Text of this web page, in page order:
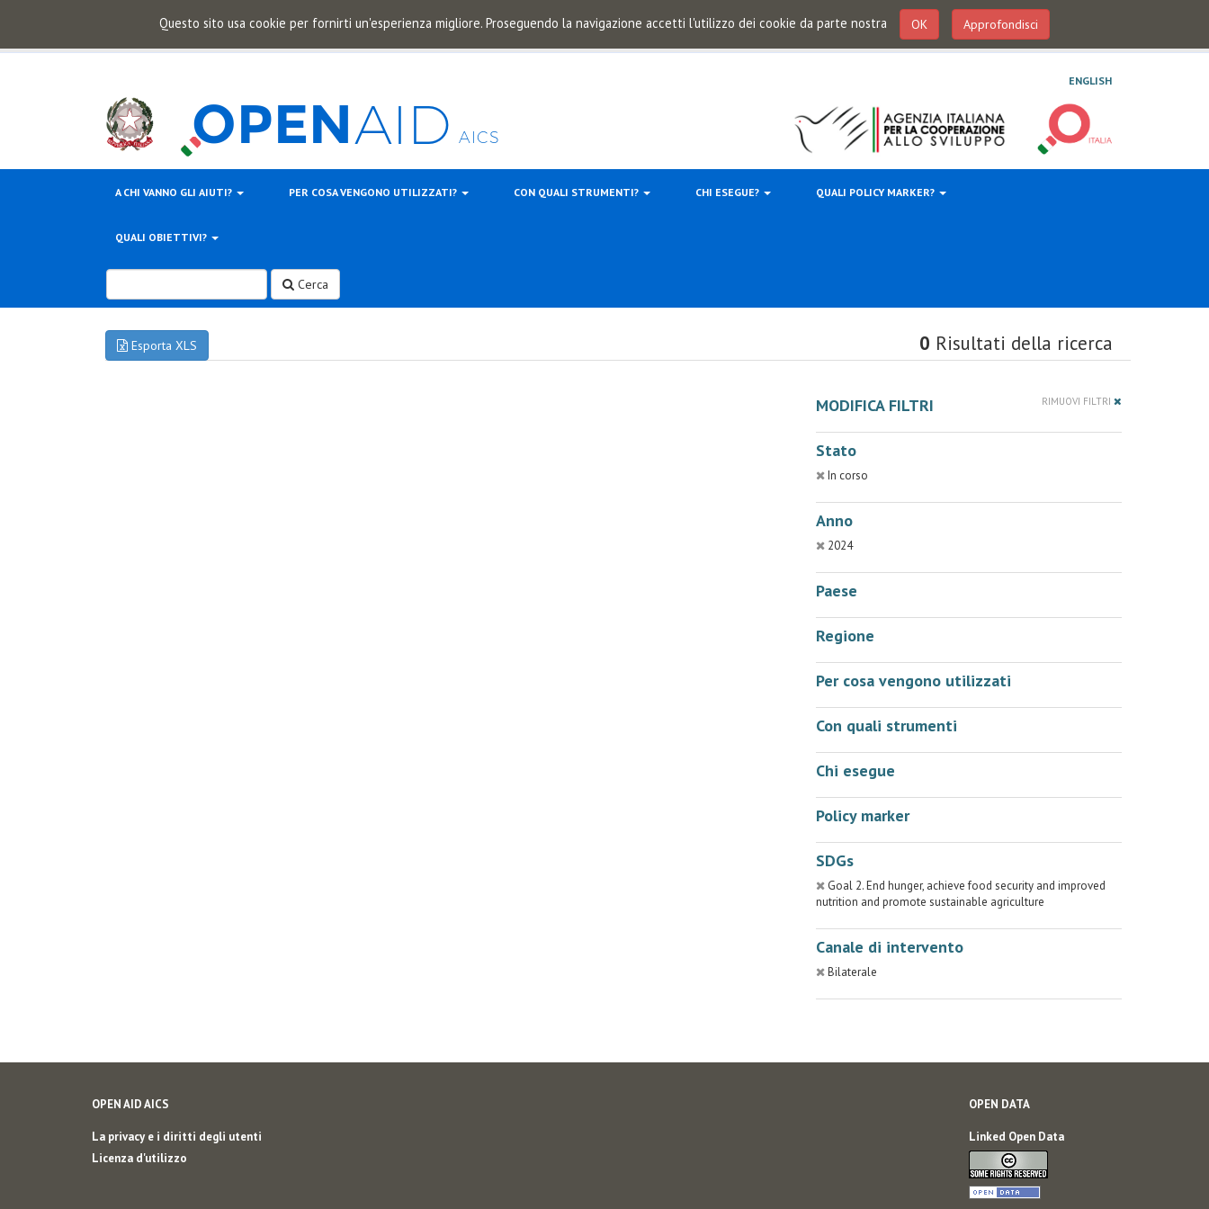
Questo sito usa cookie per fornirti un'esperienza migliore. Proseguendo la navigazione accetti l'utilizzo dei cookie da parte nostra OK Approfondisci
ENGLISH
A CHI VANNO GLI AIUTI? PER COSA VENGONO UTILIZZATI? CON QUALI STRUMENTI? CHI ESEGUE? QUALI POLICY MARKER?
QUALI OBIETTIVI?
Cerca
Esporta XLS 0 Risultati della ricerca
MODIFICA FILTRI RIMUOVI FILTRI
Stato
In corso
Anno
2024
Paese
Regione
Per cosa vengono utilizzati
Con quali strumenti
Chi esegue
Policy marker
SDGs
Goal 2. End hunger, achieve food security and improved
nutrition and promote sustainable agriculture
Canale di intervento
Bilaterale
OPEN AID AICS
La privacy e i diritti degli utenti
Licenza d'utilizzo
OPEN DATA
Linked Open Data